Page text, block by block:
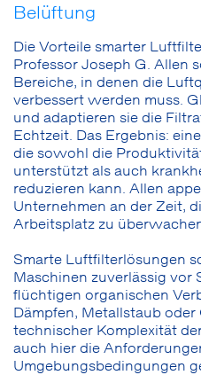
Belüftung
Die Vorteile smarter
Professor Joseph G. Allen
Bereiche, in denen die
verbessert werden muss.
und adaptieren sie die
Echtzeit. Das Ergebnis:
die sowohl die
unterstützt als auch
reduzieren kann. Allen
Unternehmen an der Zeit,
Arbeitsplatz zu
Smarte Luftfilterlösungen
Maschinen zuverlässig vor
flüchtigen organischen
Dämpfen, Metallstaub
technischer Komplexität
auch hier die
Umgebungsbedingungen